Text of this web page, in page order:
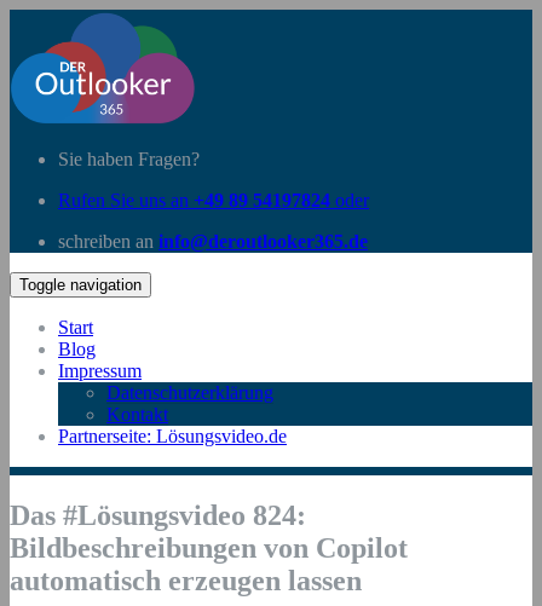
Sie haben Fragen?
Rufen Sie uns an +49 89 54197824 oder
schreiben an info@deroutlooker365.de
Toggle navigation
Start
Blog
Impressum
Datenschutzerklärung
Kontakt
Partnerseite: Lösungsvideo.de
Das #Lösungsvideo 824:
Bildbeschreibungen von Copilot
automatisch erzeugen lassen